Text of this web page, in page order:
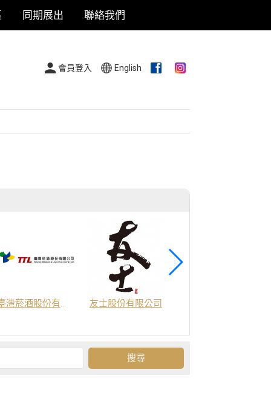
同期展出 聯絡我們
會員登入 English
臺灣菸酒股份有限公司 友士股份有限公司